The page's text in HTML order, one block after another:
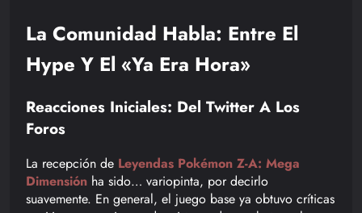
La Comunidad Habla: Entre El
Hype Y El «ya Era Hora»
Reacciones Iniciales: Del Twitter A Los
Foros
La recepción de Leyendas Pokémon Z-A: Mega
Dimensión ha sido… variopinta, por decirlo
suavemente. En general, el juego base ya obtuvo críticas